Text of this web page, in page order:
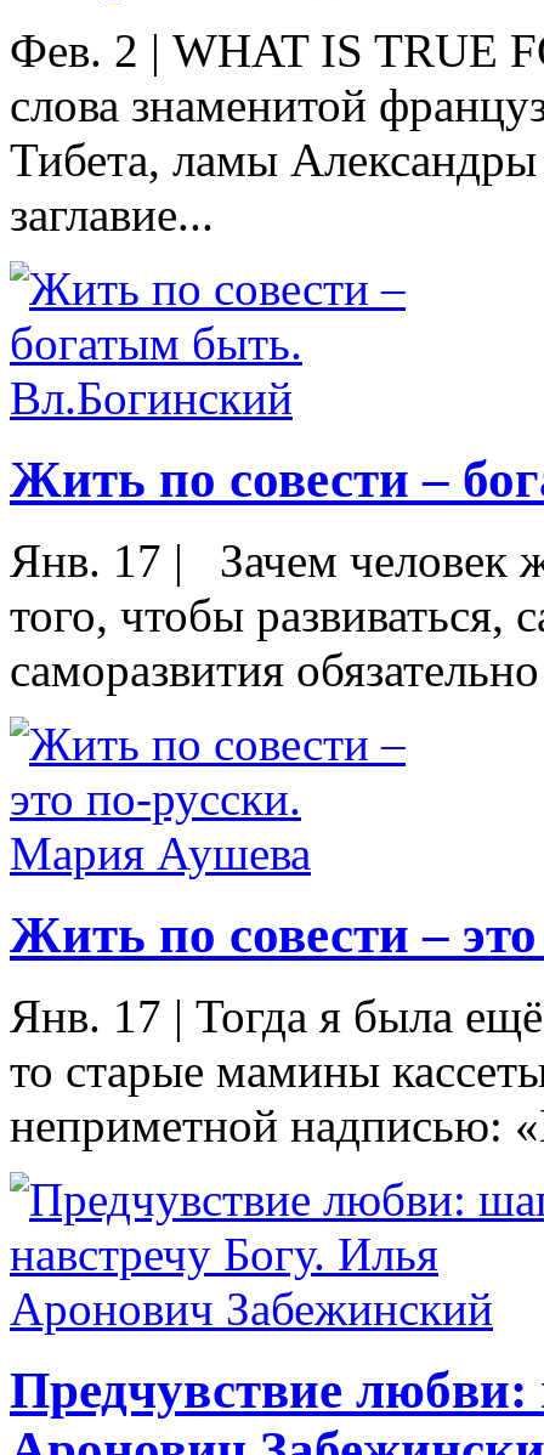
Фев. 2 | WHAT IS TRUE
слова знаменитой
Тибета, ламы
заглавие...
Жить по совести –
Янв. 17 |
Зачем человек
того, чтобы развиваться,
саморазвития
Жить по совести –
Янв. 17 | Тогда я была
то старые мамины
неприметной надписью:
Предчувствие